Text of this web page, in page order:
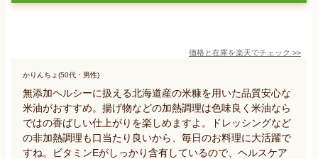
価格と在庫を楽天でチェック >>
かりんちょ(50代・男性)
無添加ヘルシーに扱える北海道産の米糠を用いた品質安心な
米油がおすすめ。揚げ物などの加熱調理は色味良く米油なら
ではの香ばしい仕上がりを楽しめますよ。ドレッシングなど
の非加熱調理も口当たり良いから、毎日のお料理に大活躍で
すね。ビタミンEがしっかり含有しているので、ヘルスケア